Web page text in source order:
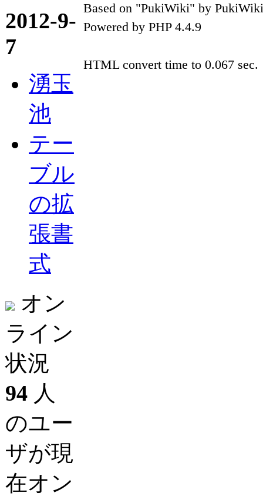
2012-9-
7
湧玉
池
テー
ブル
の拡
張書
式
オン
ライン
状況
94 人
のユー
ザが現
在オン
Based on "PukiWiki" by
Powered by PHP 4.4.9
HTML convert time to 0.067 sec.